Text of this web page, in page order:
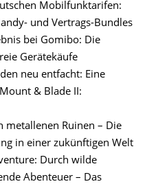
Mobilfunktarifen:
und Vertrags-Bundles
bei Gomibo: Die
Gerätekäufe
neu entfacht: Eine
& Blade II:
metallenen Ruinen – Die
in einer zukünftigen Welt
Durch wilde
Abenteuer – Das